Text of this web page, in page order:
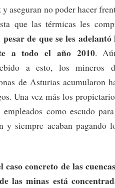
aseguran no poder hacer
que las térmicas les
pesar de que se les
a todo el año 2010.
a esto, los mineros
de Asturias acumularon
Una vez más los
como escudo
y siempre acaban pagando
caso concreto de las
las minas está